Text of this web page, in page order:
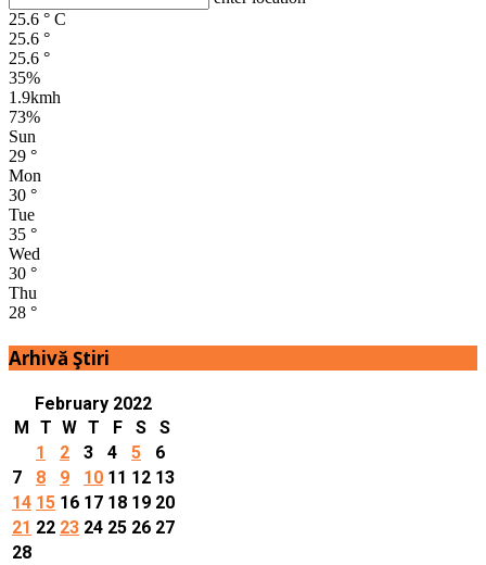
25.6 ° C
25.6 °
25.6 °
35%
1.9kmh
73%
Sun
29 °
Mon
30 °
Tue
35 °
Wed
30 °
Thu
28 °
Arhivă Ştiri
February 2022
M
T W T F S
S
1
2 3 4 5
6
7
8 9 10 11 12 13
14 15 16 17 18 19 20
21 22 23 24 25 26 27
28